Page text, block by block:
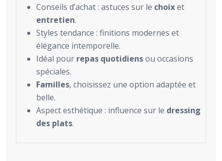
Conseils d’achat : astuces sur le choixet
entretien.
Styles tendance : finitions modernes et
élégance intemporelle.
Idéal pour repas quotidiensou occasions
spéciales.
Familles, choisissez une option adaptée et
belle.
Aspect esthétique : influence sur le dressing
des plats.